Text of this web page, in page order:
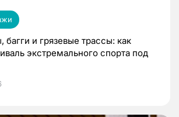
багги и грязевые трассы: как
экстремального спорта под